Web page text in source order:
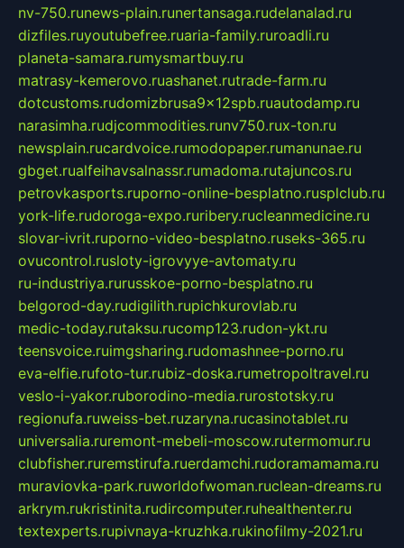
nv-750.runews-plain.runertansaga.rudelanalad.ru
dizfiles.ruyoutubefree.ruaria-family.ruroadli.ru
planeta-samara.rumysmartbuy.ru
matrasy-kemerovo.ruashanet.rutrade-farm.ru
dotcustoms.rudomizbrusa9x12spb.ruautodamp.ru
narasimha.rudjcommodities.runv750.rux-ton.ru
newsplain.rucardvoice.rumodopaper.rumanunae.ru
gbget.rualfeihavsalnassr.rumadoma.rutajuncos.ru
petrovkasports.ruporno-online-besplatno.rusplclub.ru
york-life.rudoroga-expo.ruribery.rucleanmedicine.ru
slovar-ivrit.ruporno-video-besplatno.ruseks-365.ru
ovucontrol.rusloty-igrovyye-avtomaty.ru
ru-industriya.rurusskoe-porno-besplatno.ru
belgorod-day.rudigilith.rupichkurovlab.ru
medic-today.rutaksu.rucomp123.rudon-ykt.ru
teensvoice.ruimgsharing.rudomashnee-porno.ru
eva-elfie.rufoto-tur.rubiz-doska.rumetropoltravel.ru
veslo-i-yakor.ruborodino-media.rurostotsky.ru
regionufa.ruweiss-bet.ruzaryna.rucasinotablet.ru
universalia.ruremont-mebeli-moscow.rutermomur.ru
clubfisher.ruremstirufa.ruerdamchi.rudoramamama.ru
muraviovka-park.ruworldofwoman.ruclean-dreams.ru
arkrym.rukristinita.rudircomputer.ruhealthenter.ru
textexperts.rupivnaya-kruzhka.rukinofilmy-2021.ru